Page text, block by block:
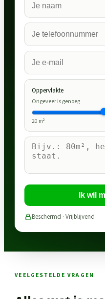
Oppervlakte
Ongeveer is genoeg
20 m²
Ik wil
Beschermd · Vrijblijvend
VEELGESTELDE VRAGEN